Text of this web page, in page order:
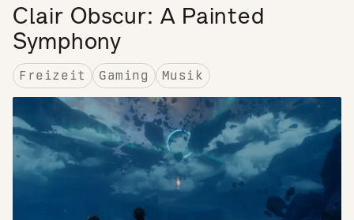
Clair Obscur: A Painted
Symphony
Freizeit Gaming Musik